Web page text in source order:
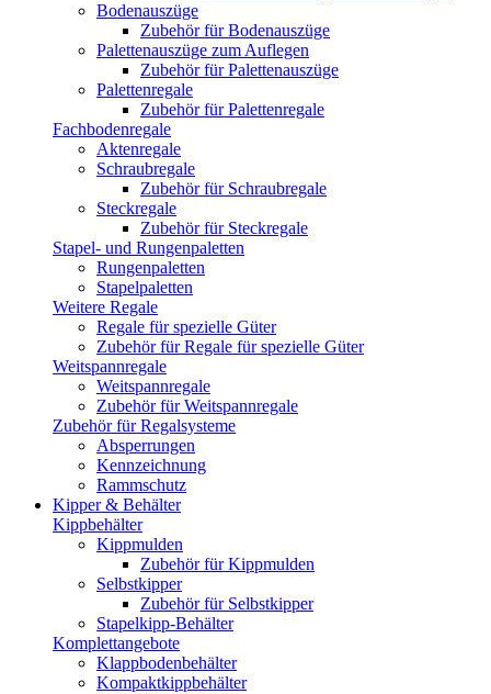
Bodenauszüge
Zubehör für Bodenauszüge
Palettenauszüge zum Auflegen
Zubehör für Palettenauszüge
Palettenregale
Zubehör für Palettenregale
Fachbodenregale
Aktenregale
Schraubregale
Zubehör für Schraubregale
Steckregale
Zubehör für Steckregale
Stapel- und Rungenpaletten
Rungenpaletten
Stapelpaletten
Weitere Regale
Regale für spezielle Güter
Zubehör für Regale für spezielle Güter
Weitspannregale
Weitspannregale
Zubehör für Weitspannregale
Zubehör für Regalsysteme
Absperrungen
Kennzeichnung
Rammschutz
Kipper & Behälter
Kippbehälter
Kippmulden
Zubehör für Kippmulden
Selbstkipper
Zubehör für Selbstkipper
Stapelkipp-Behälter
Komplettangebote
Klappbodenbehälter
Kompaktkippbehälter